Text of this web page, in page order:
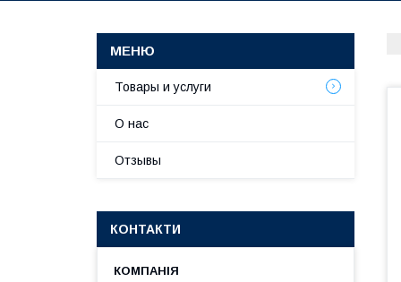
Товары и услуги
О нас
Отзывы
КОНТАКТИ